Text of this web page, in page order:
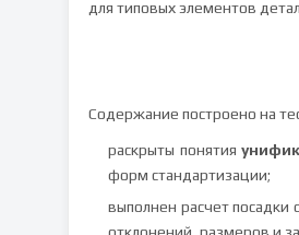
для типовых элементов
Содержание построено на
раскрыты понятия
форм стандартизации;
выполнен расчет посадки